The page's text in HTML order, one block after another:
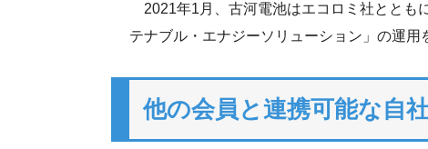
2021年1月、古河電池はエコロミ社ととも
テナブル・エナジーソリューション」の運用
他の会員と連携可能な自